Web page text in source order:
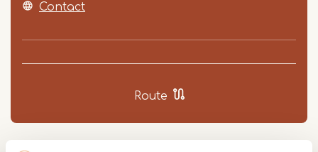
Contact
Route